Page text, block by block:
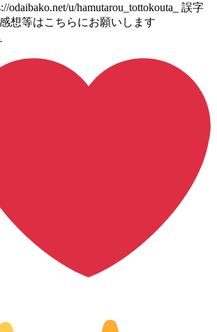
odaibako.net/u/hamutarou_tottokouta_ 誤字
想等はこちらにお願いします